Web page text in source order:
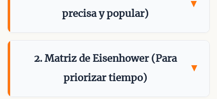
precisa y popular)
2. Matriz de Eisenhower (Para
priorizar tiempo)